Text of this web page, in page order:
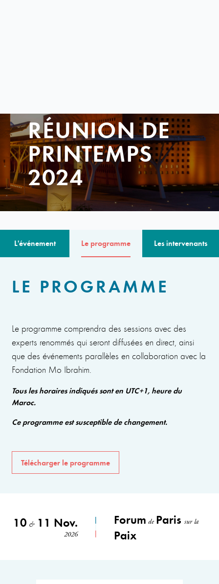
RÉUNION DE
PRINTEMPS
2024
L'événement Le programme Les intervenants
LE PROGRAMME
Le programme comprendra des sessions avec des
experts renommés qui seront diffusées en direct, ainsi
que des événements parallèles en collaboration avec la
Fondation Mo Ibrahim.
Tous les horaires indiqués sont en UTC+1, heure du
Maroc.
Ce programme est susceptible de changement.
Télécharger le programme
10 &11 Nov.
2026
Forum de Parissur la
Paix